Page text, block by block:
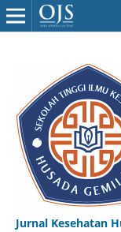
Jurnal Kesehatan